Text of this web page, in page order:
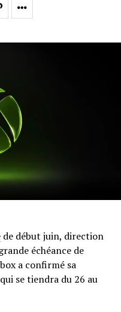
de début juin, direction
échéance de
a confirmé sa
se tiendra du 26 au